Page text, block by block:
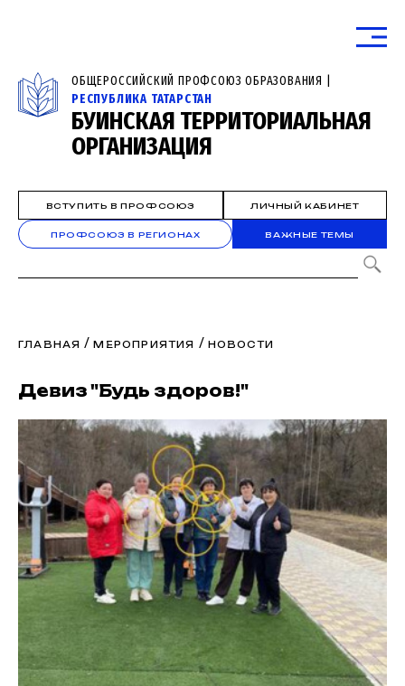
ОБЩЕРОССИЙСКИЙ ПРОФСОЮЗ ОБРАЗОВАНИЯ |
РЕСПУБЛИКА ТАТАРСТАН
БУИНСКАЯ ТЕРРИТОРИАЛЬНАЯ
ОРГАНИЗАЦИЯ
ВСТУПИТЬ В ПРОФСОЮЗ ЛИЧНЫЙ КАБИНЕТ
ПРОФСОЮЗ В РЕГИОНАХ ВАЖНЫЕ ТЕМЫ
ГЛАВНАЯ /МЕРОПРИЯТИЯ / НОВОСТИ
Девиз "Будь здоров!"